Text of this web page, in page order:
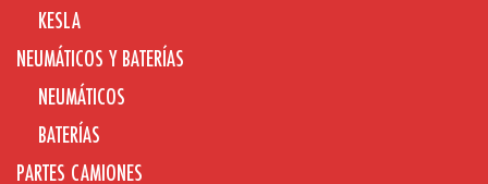
KESLA
NEUMÁTICOS Y BATERÍAS
NEUMÁTICOS
BATERÍAS
PARTES CAMIONES